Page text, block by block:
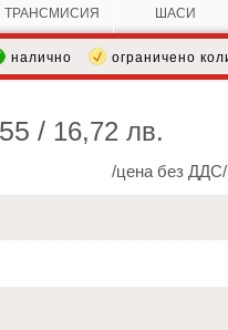
ТРАНСМИСИЯ ШАСИ
ограничено
налично
/ 16,72 лв.
/цена без ДДС/